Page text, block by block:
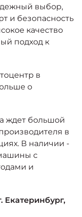
выбор,
и безопасность
качество
подход к
в
о
ждет большой
в
В наличии -
с
и
Екатеринбург,